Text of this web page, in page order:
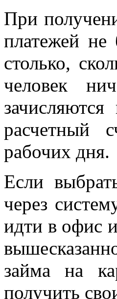
При
платежей не
столько,
человек
расчетный
рабочих дня.
Если
через
идти в офис
займа на
получить